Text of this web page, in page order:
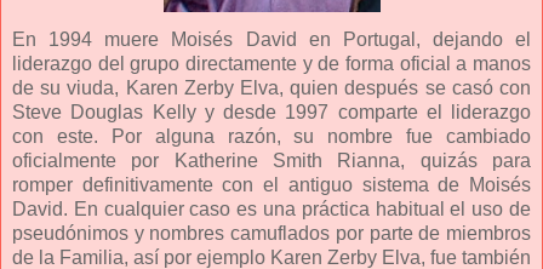
En 1994 muere Moisés David en Portugal, dejando el
liderazgo del grupo directamente y de forma oficial a manos
de su viuda, Karen Zerby Elva, quien después se casó con
Steve Douglas Kelly y desde 1997 comparte el liderazgo
con este. Por alguna razón, su nombre fue cambiado
oficialmente por Katherine Smith Rianna, quizás para
romper definitivamente con el antiguo sistema de Moisés
David. En cualquier caso es una práctica habitual el uso de
pseudónimos y nombres camuflados por parte de miembros
de la Familia, así por ejemplo Karen Zerby Elva, fue también